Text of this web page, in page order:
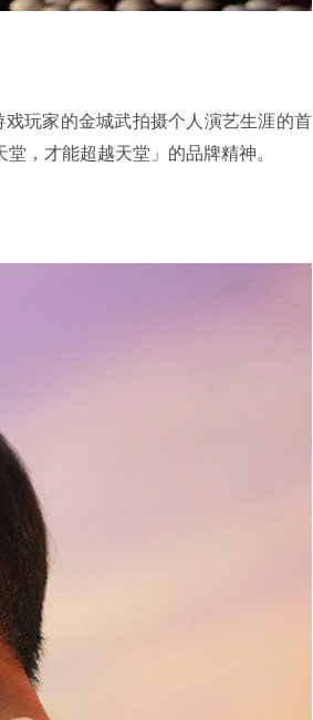
玩家的金城武拍摄个人演艺生涯的首
，才能超越天堂」的品牌精神。